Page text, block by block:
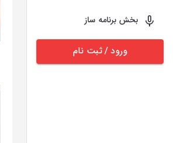
بخش برنامه ساز
ورود / ثبت نام